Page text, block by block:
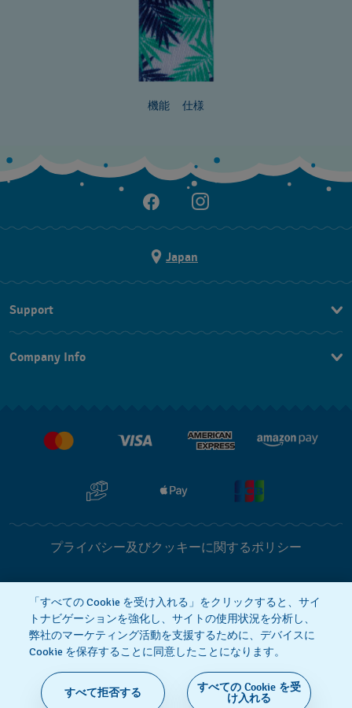
機能 仕様
Japan
Support
よくあるご質問
Company Info
プライバシー及びクッキーに関するポリシー
Cookie notice 利用規約
特定商取引に関する法律に基づく表示
SWISS MADE
「すべての Cookie を受け入れる」をクリックすると、サイ
トナビゲーションを強化し、サイトの使用状況を分析し、
弊社のマーケティング活動を支援するために、デバイスに
Cookie を保存することに同意したことになります。
すべて拒否する
すべての Cookie を受
け入れる